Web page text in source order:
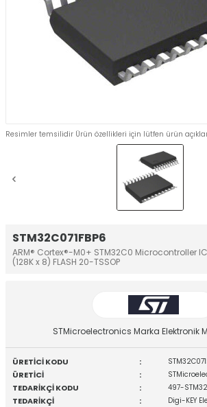
STM32C071FBP6
ARM® Cortex®-M0+ STM32C0 Microcontroller
(128K x 8) FLASH 20-TSSOP
Resimler temsilidir Ürün özellikleri için lütfen ürün
STMicroelectronics Marka Elektronik
ÜRETİCİ KODU :
ÜRETİCİ :
TEDARİKÇİ KODU : 497-
TEDARİKÇİ : Digi-KEY